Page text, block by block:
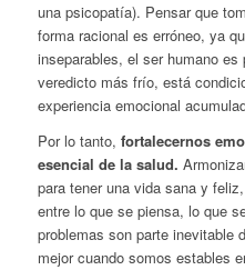
una psicopatía). Pensar que
forma racional es erróneo, ya
inseparables, el ser humano
veredicto más frío, está
experiencia emocional
Por lo tanto, fortalecernos
esencial de la salud.
para tener una vida sana y
entre lo que se piensa, lo que
problemas son parte inevitable
mejor cuando somos estables